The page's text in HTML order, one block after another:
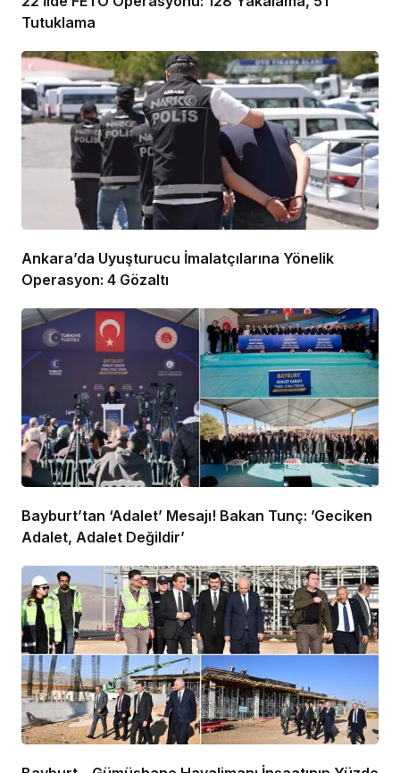
Tutuklama
Ankara’da Uyuşturucu İmalatçılarına Yönelik
Operasyon: 4 Gözaltı
Bayburt’tan ‘Adalet’ Mesajı! Bakan Tunç: ’Geciken
Adalet, Adalet Değildir’